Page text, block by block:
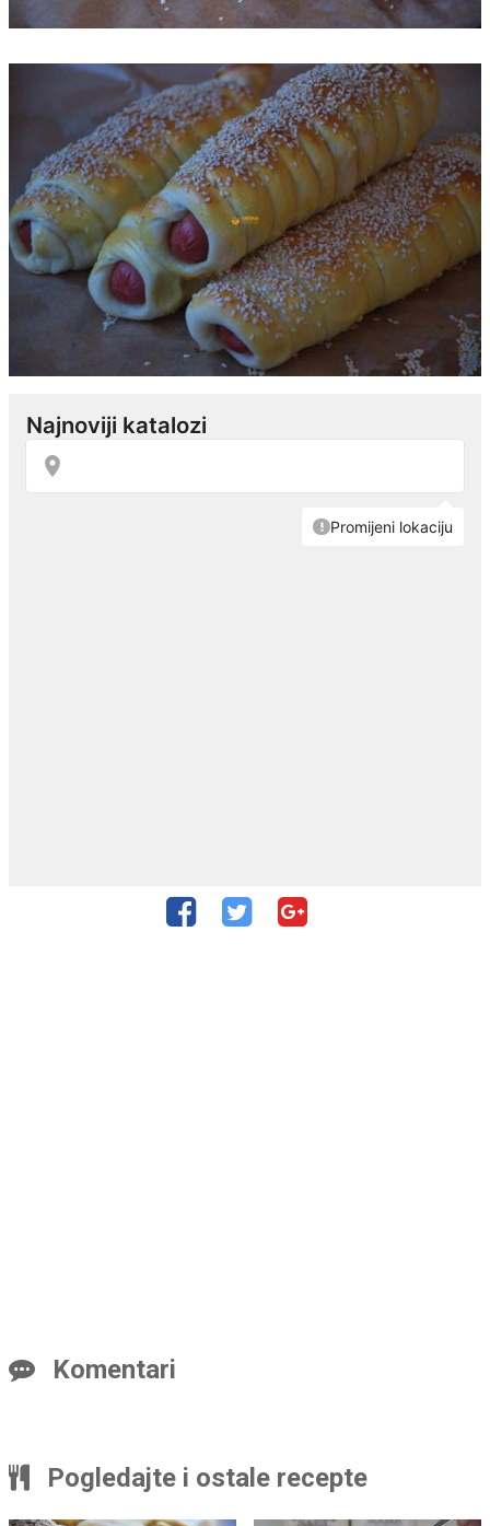
Komentari
Pogledajte i ostale recepte